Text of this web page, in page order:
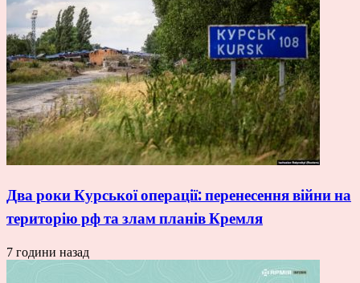
Два роки Курської операції: перенесення війни на
територію рф та злам планів Кремля
7 години назад